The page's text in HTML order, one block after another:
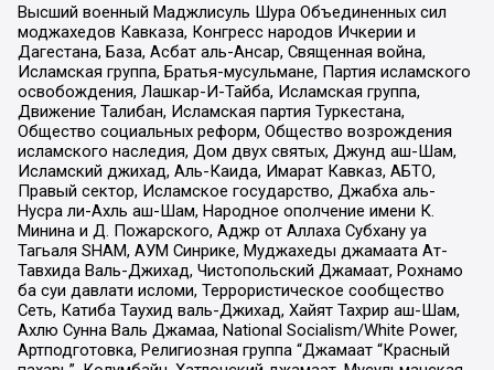
Высший военный Маджлисуль Шура Объединенных сил
моджахедов Кавказа, Конгресс народов Ичкерии и
Дагестана, База, Асбат аль-Ансар, Священная война,
Исламская группа, Братья-мусульмане, Партия исламского
освобождения, Лашкар-И-Тайба, Исламская группа,
Движение Талибан, Исламская партия Туркестана,
Общество социальных реформ, Общество возрождения
исламского наследия, Дом двух святых, Джунд аш-Шам,
Исламский джихад, Аль-Каида, Имарат Кавказ, АБТО,
Правый сектор, Исламское государство, Джабха аль-
Нусра ли-Ахль аш-Шам, Народное ополчение имени К.
Минина и Д. Пожарского, Аджр от Аллаха Субхану уа
Тагьаля SHAM, АУМ Синрике, Муджахеды джамаата Ат-
Тавхида Валь-Джихад, Чистопольский Джамаат, Рохнамо
ба суи давлати исломи, Террористическое сообщество
Сеть, Катиба Таухид валь-Джихад, Хайят Тахрир аш-Шам,
Ахлю Сунна Валь Джамаа, National Socialism/White Power,
Артподготовка, Религиозная группа “Джамаат “Красный